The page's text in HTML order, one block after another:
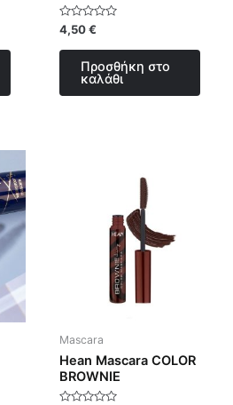
Βαθμολογήθηκε
με
0
4,50€
Προσθήκη στο
καλάθι
Mascara
Hean Mascara COLOR
BROWNIE